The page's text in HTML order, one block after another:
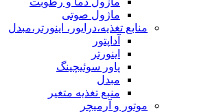
ماژول صوتی
منابع تغذیه،درایور، اینورتر،مبدل
آداپتور
اینورتر
پاور سوئیچینگ
مبدل
منبع تغذیه متغیر
موتور و آرمیچر